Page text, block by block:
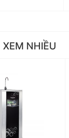
XEM NHIỀU